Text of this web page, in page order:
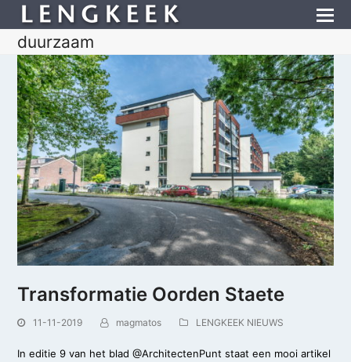
duurzaam
Transformatie Oorden Staete
11-11-2019 magmatos LENGKEEK NIEUWS
In editie 9 van het blad @ArchitectenPunt staat een mooi artikel